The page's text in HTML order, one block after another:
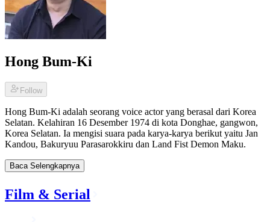
Hong Bum-Ki
Follow
Hong Bum-Ki adalah seorang voice actor yang berasal dari Korea
Selatan. Kelahiran 16 Desember 1974 di kota Donghae, gangwon,
Korea Selatan. Ia mengisi suara pada karya-karya berikut yaitu Jan
Kandou, Bakuryuu Parasarokkiru dan Land Fist Demon Maku.
Baca Selengkapnya
Film & Serial